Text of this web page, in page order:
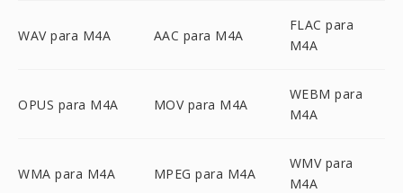
WAV para M4A AAC para M4A
FLAC para
M4A
OPUS para M4A MOV para M4A
WEBM para
M4A
WMA para M4A MPEG para M4A
WMV para
M4A